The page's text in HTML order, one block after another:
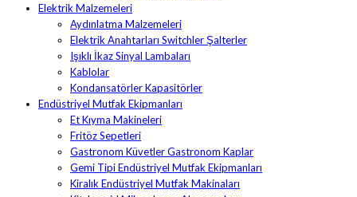
Elektrik Malzemeleri
Aydınlatma Malzemeleri
Elektrik Anahtarları Switchler Şalterler
Işıklı İkaz Sinyal Lambaları
Kablolar
Kondansatörler Kapasitörler
Endüstriyel Mutfak Ekipmanları
Et Kıyma Makineleri
Fritöz Sepetleri
Gastronom Küvetler Gastronom Kaplar
Gemi Tipi Endüstriyel Mutfak Ekipmanları
Kiralık Endüstriyel Mutfak Makinaları